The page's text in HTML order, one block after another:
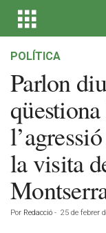
POLÍTICA
Parlon
la visita
Por Redacció - 25 de febrer